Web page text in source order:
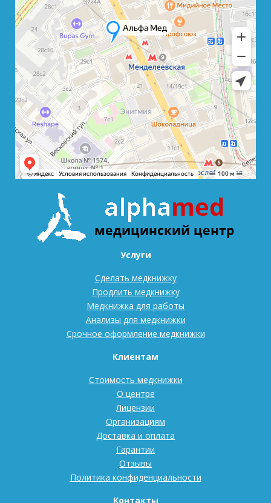
Услуги
Сделать медкнижку
Продлить медкнижку
Медкнижка для работы
Анализы для медкнижки
Срочное оформление медкнижки
Клиентам
Стоимость медкнижки
О центре
Лицензии
Организациям
Доставка и оплата
Гарантии
Отзывы
Политика конфиденциальности
Контакты